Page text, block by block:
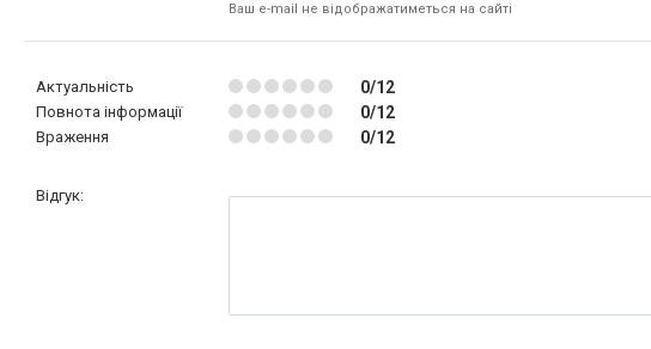
Ваш e-mail не відображатиметься на сайті
Актуальність 0/12
Повнота інформації 0/12
Враження 0/12
Відгук: